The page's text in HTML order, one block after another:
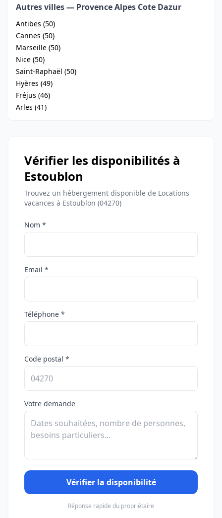
Autres villes — Provence Alpes Cote Dazur
Antibes (50)
Cannes (50)
Marseille (50)
Nice (50)
Saint-Raphaël (50)
Hyères (49)
Fréjus (46)
Arles (41)
Vérifier les disponibilités à
Estoublon
Trouvez un hébergement disponible de Locations
vacances à Estoublon (04270)
Nom *
Email *
Téléphone *
Code postal *
Votre demande
Vérifier la disponibilité
Réponse rapide du propriétaire